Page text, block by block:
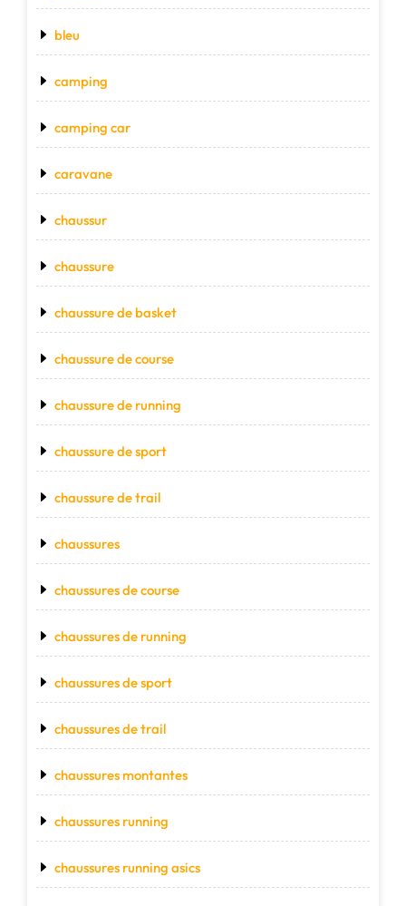
bleu
camping
camping car
caravane
chaussur
chaussure
chaussure de basket
chaussure de course
chaussure de running
chaussure de sport
chaussure de trail
chaussures
chaussures de course
chaussures de running
chaussures de sport
chaussures de trail
chaussures montantes
chaussures running
chaussures running asics